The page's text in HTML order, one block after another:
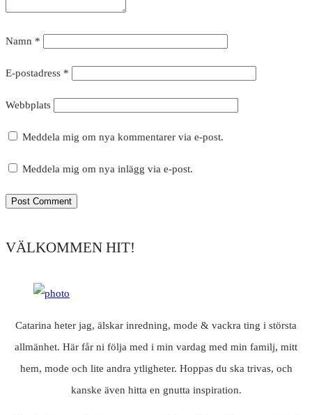
Namn *
E-postadress *
Webbplats
Meddela mig om nya kommentarer via e-post.
Meddela mig om nya inlägg via e-post.
VÄLKOMMEN HIT!
Catarina heter jag, älskar inredning, mode & vackra ting i största
allmänhet. Här får ni följa med i min vardag med min familj, mitt
hem, mode och lite andra ytligheter. Hoppas du ska trivas, och
kanske även hitta en gnutta inspiration.